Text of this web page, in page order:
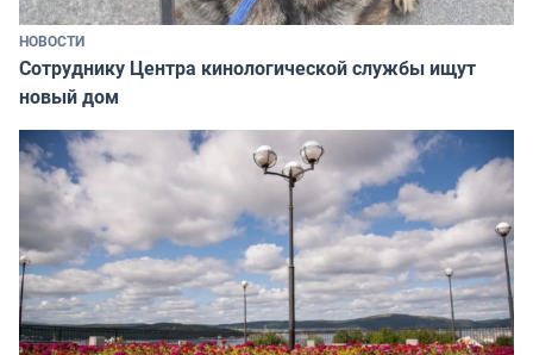
НОВОСТИ
Сотруднику Центра кинологической службы ищут
новый дом